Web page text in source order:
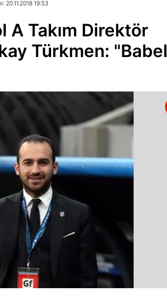
20.11.2018 19:53
A Takım Direktör
Türkmen: "Babel